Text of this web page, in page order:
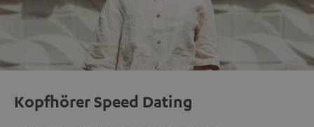
Kopfhörer Speed Dating